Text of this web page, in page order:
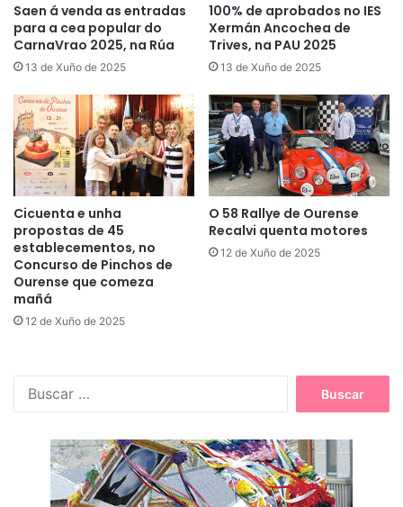
Saen á venda as entradas
para a cea popular do
CarnaVrao 2025, na Rúa
13 de Xuño de 2025
100% de aprobados no IES
Xermán Ancochea de
Trives, na PAU 2025
13 de Xuño de 2025
Cicuenta e unha
propostas de 45
establecementos, no
Concurso de Pinchos de
Ourense que comeza
mañá
12 de Xuño de 2025
O 58 Rallye de Ourense
Recalvi quenta motores
12 de Xuño de 2025
c
a
r
: